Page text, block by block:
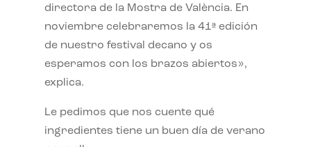
directora de la Mostra de València. En
noviembre celebraremos la 41ª edición
de nuestro festival decano y os
esperamos con los brazos abiertos»,
explica.
Le pedimos que nos cuente qué
ingredientes tiene un buen día de verano